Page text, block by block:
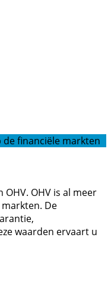
de financiële markten
OHV is al meer
De
waarden ervaart u